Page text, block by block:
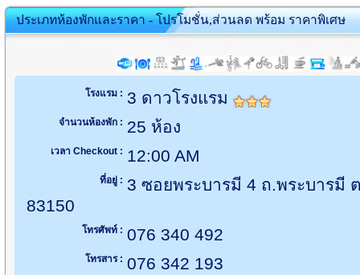
ประเภทห้องพักและราคา - โปรโมชั่น,ส่วนลด พร้อม ราคาพิเศษ
โรงแรม : 3 ดาวโรงแรม
จำนวนห้องพัก : 25 ห้อง
เวลา Checkout : 12:00 AM
ที่อยู่ : 3 ซอยพระบารมี 4 ถ.พระบารมี
83150
โทรศัพท์ : 076 340 492
โทรสาร : 076 342 193